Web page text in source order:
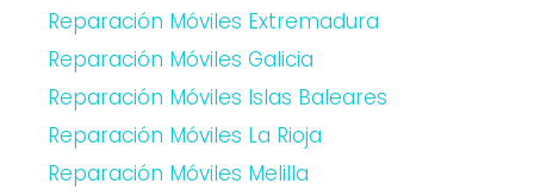
Reparación Móviles Extremadura
Reparación Móviles Galicia
Reparación Móviles Islas Baleares
Reparación Móviles La Rioja
Reparación Móviles Melilla